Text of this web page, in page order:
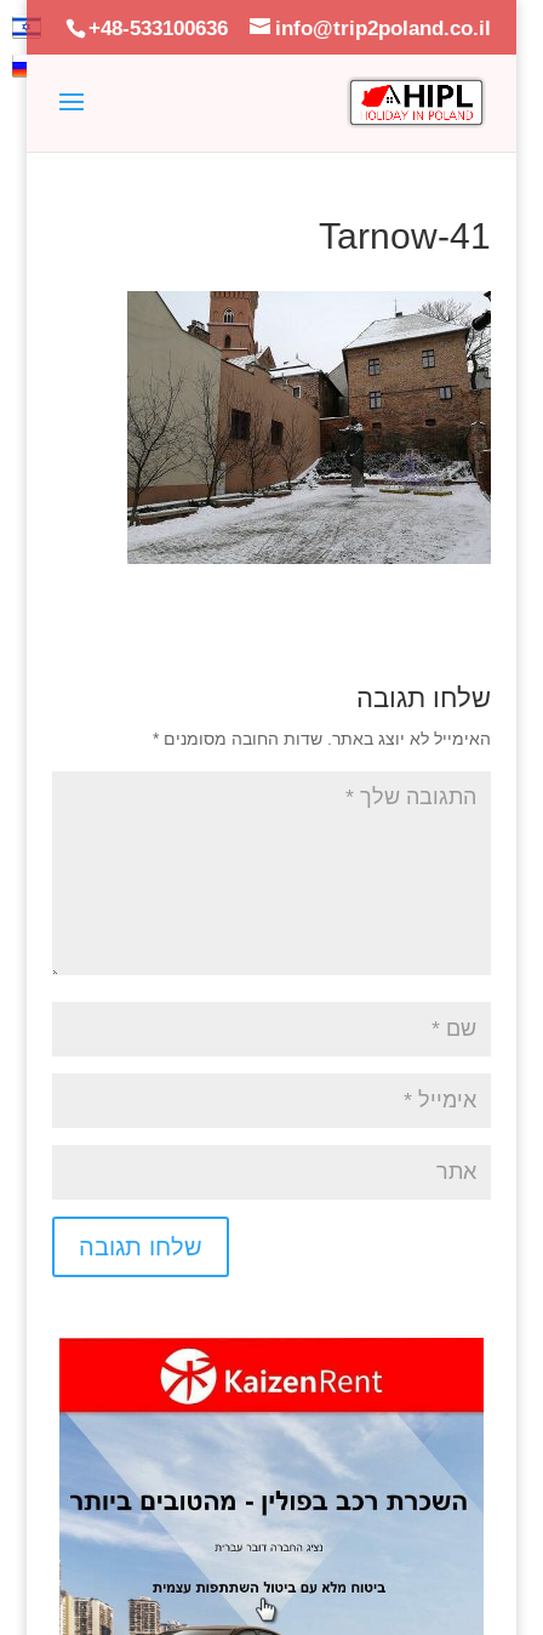
+48-533100636 info@trip2poland.co.il
Tarnow-41
שלחו תגובה
האימייל לא יוצג באתר. שדות החובה מסומנים *